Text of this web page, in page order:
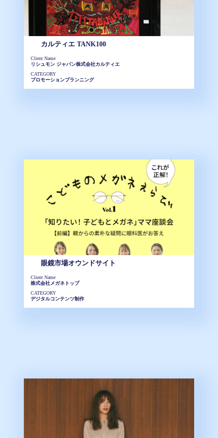
カルティエ TANK100
Client Name
リシュモン ジャパン株式会社カルティエ
CATEGORY
プロモーションプランニング
眼鏡市場オウンドサイト
Client Name
株式会社メガネトップ
CATEGORY
デジタルコンテンツ制作